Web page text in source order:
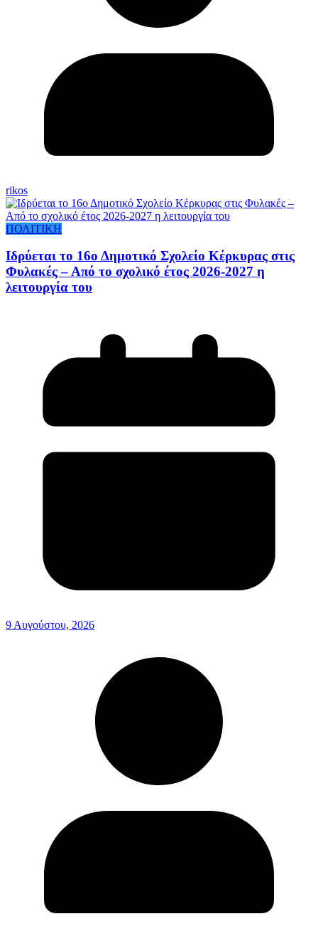
rikos
ΠΟΛΙΤΙΚΗ
Ιδρύεται το 16ο Δημοτικό Σχολείο Κέρκυρας στις
Φυλακές – Από το σχολικό έτος 2026-2027 η
λειτουργία του
9 Αυγούστου, 2026